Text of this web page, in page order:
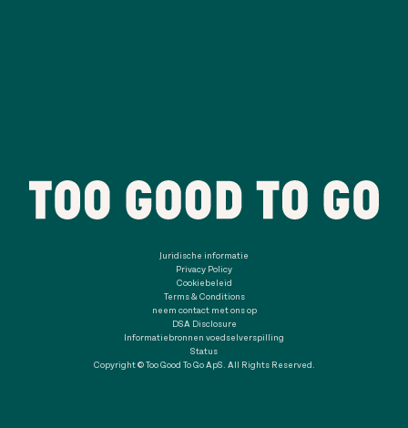
Juridische informatie
Privacy Policy
Cookiebeleid
Terms & Conditions
neem contact met ons op
DSA Disclosure
Informatiebronnen voedselverspilling
Status
Copyright © Too Good To Go ApS. All Rights Reserved.